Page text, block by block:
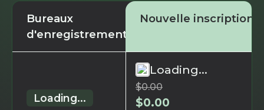
Bureaux
d'enregistrement
Nouvelle inscription
Loading...
Loading...
$0.00
$0.00